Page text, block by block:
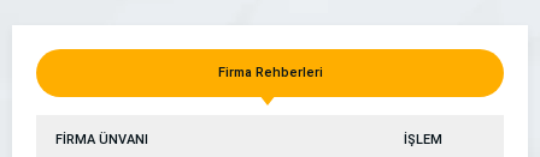
Firma Rehberleri
FİRMA ÜNVANI İŞLEM